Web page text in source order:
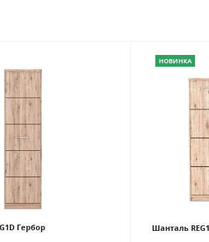
Гербор
НОВИНКА
Шанталь